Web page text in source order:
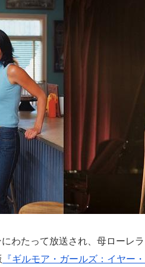
わたって放送され、母ローレ
『ギルモア・ガールズ：イヤー